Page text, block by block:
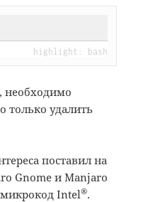
, необходимо
только удалить
поставил на
Gnome и Manjaro
микрокод Intel®.